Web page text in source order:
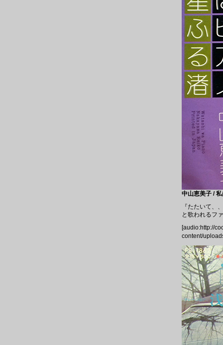
中山恵美子 /
『たたいて、
と歌われるフ
[audio:http://
content/